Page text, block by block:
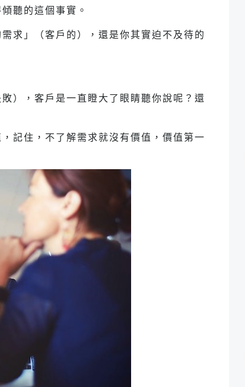
聽的這個事實。
求」（客戶的），還是你其實迫不及待的
），客戶是一直瞪大了眼睛聽你說呢？還
記住，不了解需求就沒有價值，價值第一